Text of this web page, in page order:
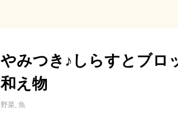
やみつき♪しらすとブロ
和え物
野菜 魚